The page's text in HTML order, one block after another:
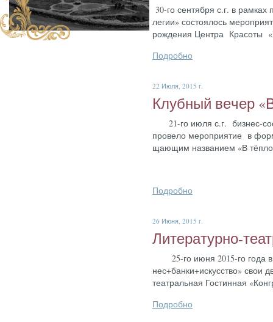
30-го сен­тября с.г. в
ле­гии» сос­то­ялось
рож­де­ния Цен­тра Кра­соты
Подробно
22 Июля, 2015 г.
Клуб­ный ве­чер
21-го и­юля с.г. биз­нес-
про­вело ме­роп­ри­ятие в
ща­ющим наз­ва­ни­ем «В
Подробно
26 Июня, 2015 г.
Ли­тера­тур­но-
25-го и­юня 2015-го го­да в
нес+бан­ки+ис­кусс­тво» свои
те­ат­раль­ная Гос­тинная
Подробно